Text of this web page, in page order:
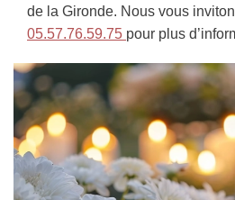
de la Gironde. Nous vous
05.57.76.59.75 pour plus